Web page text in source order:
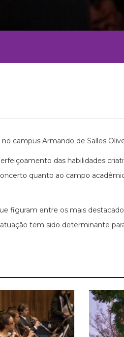
campus Armando de Salles
das habilidades
quanto ao campo
figuram entre os mais
tem sido determinante